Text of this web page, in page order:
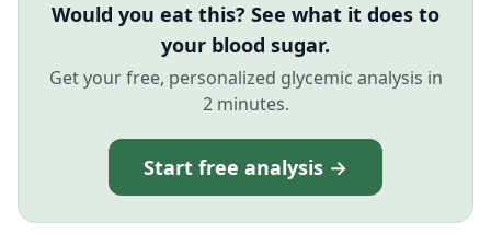
Would you eat this? See what it does to
your blood sugar.
Get your free, personalized glycemic analysis in
2 minutes.
Start free analysis →